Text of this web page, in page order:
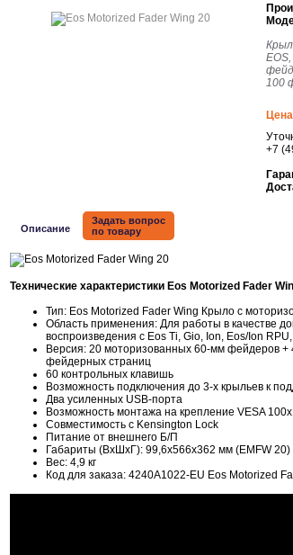
100
+7
Описание
Задать вопрос
по товару
Технические характеристики Eos Motorized Fader
Тип: Eos Motorized Fader Wing Крыло с
Область применения: Для работы в качестве
воспроизведения с Eos Ti, Gio, Ion, Eos/Ion
Версия: 20 моторизованных 60-мм фейдеров +
фейдерных страниц
60 контрольных клавишь
Возможность подключения до 3-х крыльев к
Два усиленных USB-порта
Возможность монтажа на крепление VESA
Совместимость с Kensington Lock
Питание от внешнего Б/П
Габариты (ВхШхГ): 99,6х566х362 мм (EMFW 20)
Вес: 4,9 кг
Код для заказа: 4240A1022-EU Eos Motorized